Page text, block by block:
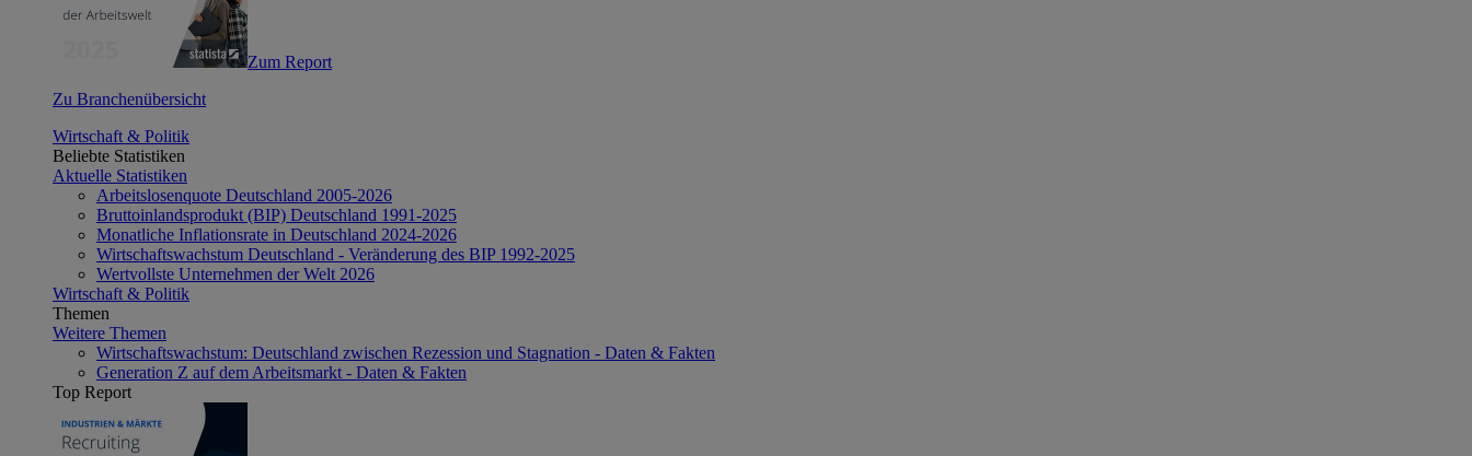
Zum Report
Zu Branchenübersicht
Wirtschaft & Politik
Beliebte Statistiken
Aktuelle Statistiken
Arbeitslosenquote Deutschland 2005-2026
Bruttoinlandsprodukt (BIP) Deutschland 1991-2025
Monatliche Inflationsrate in Deutschland 2024-2026
Wirtschaftswachstum Deutschland - Veränderung des BIP 1992-2025
Wertvollste Unternehmen der Welt 2026
Wirtschaft & Politik
Themen
Weitere Themen
Wirtschaftswachstum: Deutschland zwischen Rezession und Stagnation - Daten & Fakten
Generation Z auf dem Arbeitsmarkt - Daten & Fakten
Top Report